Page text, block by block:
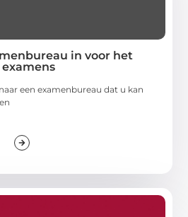
in voor het
een examenbureau dat u kan